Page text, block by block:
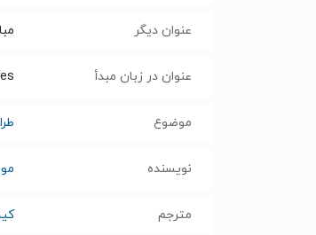
عنوان دیگر
عنوان در زبان مبدأ
موضوع
نویسنده
مترجم